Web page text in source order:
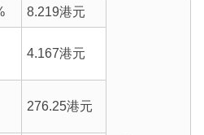
8.219港元
4.167港元
276.25港元